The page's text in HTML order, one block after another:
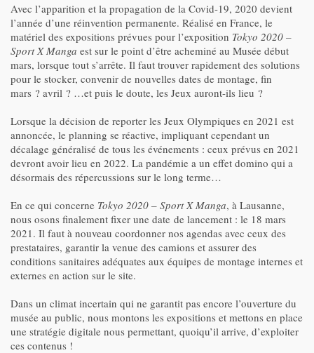
Avec l’apparition et la propagation de la Covid-19, 2020 devient
l’année d’une réinvention permanente. Réalisé en France, le
matériel des expositions prévues pour l’exposition Tokyo 2020 –
Sport X Manga est sur le point d’être acheminé au Musée début
mars, lorsque tout s’arrête. Il faut trouver rapidement des solutions
pour le stocker, convenir de nouvelles dates de montage, fin
mars ? avril ? …et puis le doute, les Jeux auront-ils lieu ?
Lorsque la décision de reporter les Jeux Olympiques en 2021 est
annoncée, le planning se réactive, impliquant cependant un
décalage généralisé de tous les événements : ceux prévus en 2021
devront avoir lieu en 2022. La pandémie a un effet domino qui a
désormais des répercussions sur le long terme…
En ce qui concerne Tokyo 2020 – Sport X Manga, à Lausanne,
nous osons finalement fixer une date de lancement : le 18 mars
2021. Il faut à nouveau coordonner nos agendas avec ceux des
prestataires, garantir la venue des camions et assurer des
conditions sanitaires adéquates aux équipes de montage internes et
externes en action sur le site.
Dans un climat incertain qui ne garantit pas encore l’ouverture du
musée au public, nous montons les expositions et mettons en place
une stratégie digitale nous permettant, quoiqu’il arrive, d’exploiter
ces contenus !